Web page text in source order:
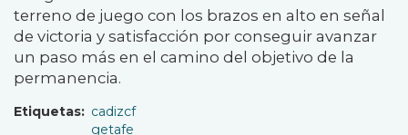
terreno de juego con los brazos en alto en señal
de victoria y satisfacción por conseguir avanzar
un paso más en el camino del objetivo de la
permanencia.
Etiquetas
cadizcf
getafe